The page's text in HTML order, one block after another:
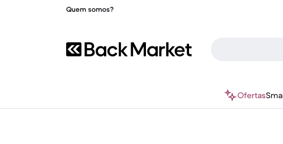
Quem somos?
Ofertas